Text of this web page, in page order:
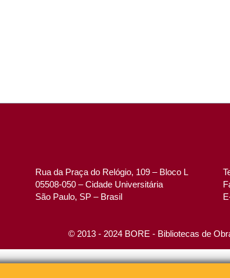
Rua da Praça do Relógio, 109 – Bloco L
05508-050 – Cidade Universitária
São Paulo, SP – Brasil
© 2013 - 2024 BORE - Bibliotecas de